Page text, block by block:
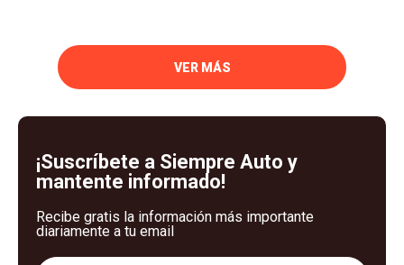
VER MÁS
¡Suscríbete a Siempre Auto y
mantente informado!
Recibe gratis la información más importante
diariamente a tu email